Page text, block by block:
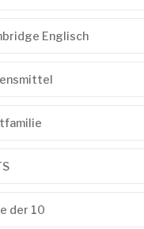
Englisch
der 10